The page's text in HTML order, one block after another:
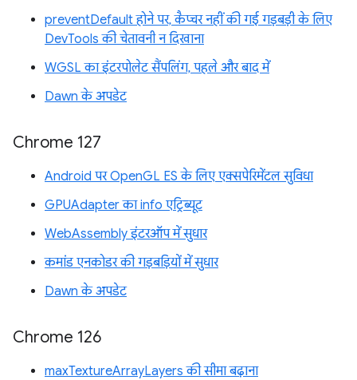
preventDefault होने पर, कैप्चर नहीं की गई गड़बड़ी के लिए
DevTools की चेतावनी न दिखाना
WGSL का इंटरपोलेट सैंपलिंग, पहले और बाद में
Dawn के अपडेट
Chrome 127
Android पर OpenGL ES के लिए एक्सपेरिमेंटल सुविधा
GPUAdapter का info एट्रिब्यूट
WebAssembly इंटरऑप में सुधार
कमांड एनकोडर की गड़बड़ियों में सुधार
Dawn के अपडेट
Chrome 126
maxTextureArrayLayers की सीमा बढ़ाना